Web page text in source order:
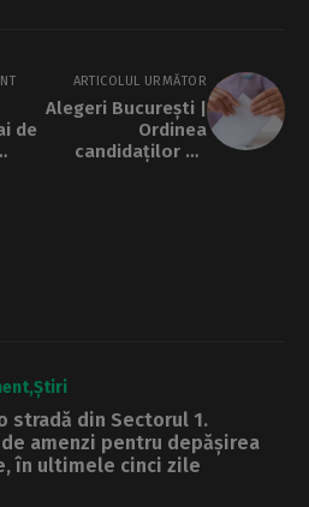
de
ARTICOLUL URMĂTOR
Alegeri București |
Ordinea
candidaților pe
Știri
stradă din Sectorul 1.
amenzi pentru depășirea
în ultimele cinci zile